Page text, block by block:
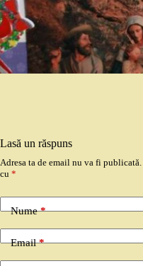
Lasă un răspuns
Adresa ta de email nu va fi publicată.
cu *
Nume*
Email*